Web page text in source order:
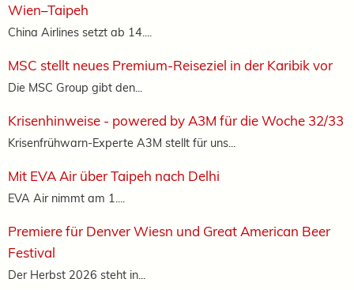
Wien–Taipeh
China Airlines setzt ab 14....
MSC stellt neues Premium-Reiseziel in der Karibik vor
Die MSC Group gibt den...
Krisenhinweise - powered by A3M für die Woche 32/33
Krisenfrühwarn-Experte A3M stellt für uns...
Mit EVA Air über Taipeh nach Delhi
EVA Air nimmt am 1....
Premiere für Denver Wiesn und Great American Beer
Festival
Der Herbst 2026 steht in...